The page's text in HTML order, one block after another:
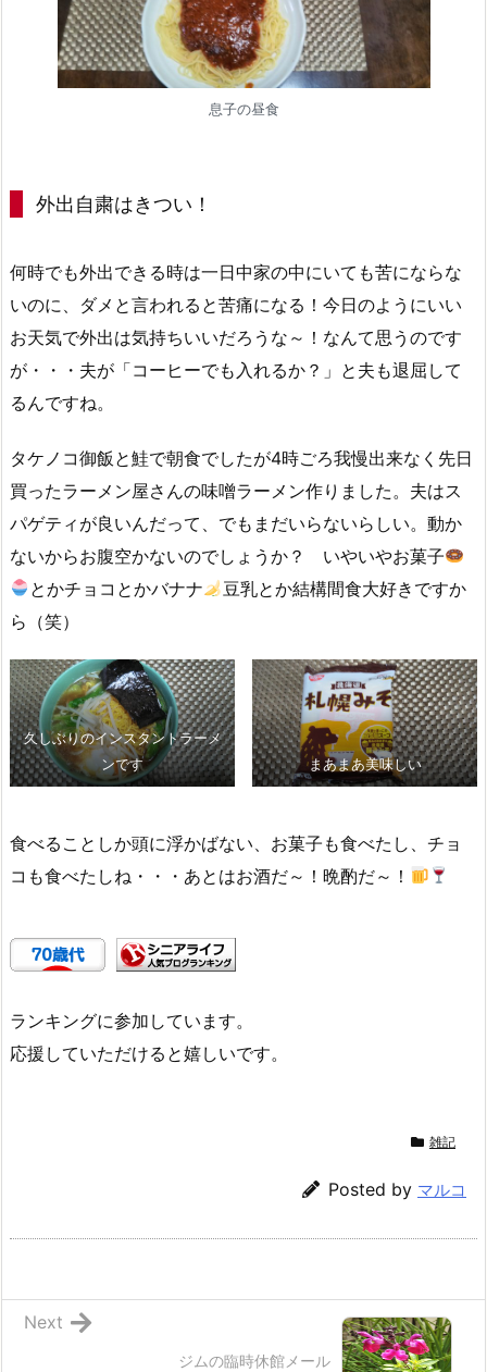
息子の昼食
外出自粛はきつい！
何時でも外出できる時は一日中家の中にいても苦にならな
いのに、ダメと言われると苦痛になる！今日のようにいい
お天気で外出は気持ちいいだろうな～！なんて思うのです
が・・・夫が「コーヒーでも入れるか？」と夫も退屈して
るんですね。
タケノコ御飯と鮭で朝食でしたが4時ごろ我慢出来なく先日
買ったラーメン屋さんの味噌ラーメン作りました。夫はス
パゲティが良いんだって、でもまだいらないらしい。動か
ないからお腹空かないのでしょうか？ いやいやお菓子
とかチョコとかバナナ
豆乳とか結構間食大好きですか
ら（笑）
久しぶりのインスタントラーメ
ンです
まあまあ美味しい
食べることしか頭に浮かばない、お菓子も食べたし、チョ
コも食べたしね・・・あとはお酒だ～！晩酌だ～！
ランキングに参加しています。
応援していただけると嬉しいです。
雑記
Posted by マルコ
ジムの臨時休館メール
Next